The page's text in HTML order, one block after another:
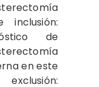
inclusión:
de
en este